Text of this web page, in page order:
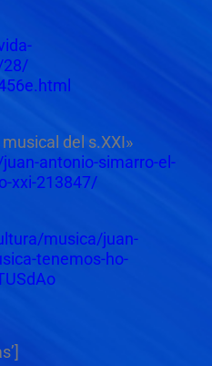
28/
del s.XXI»
juan-antonio-simarro-el-
xxi-213847/
musica/juan-
tenemos-ho-